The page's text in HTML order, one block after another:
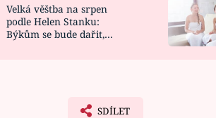
DESIGN
Velká věštba na srpen
podle Helen Stanku:
Býkům se bude dařit,
SDÍLET